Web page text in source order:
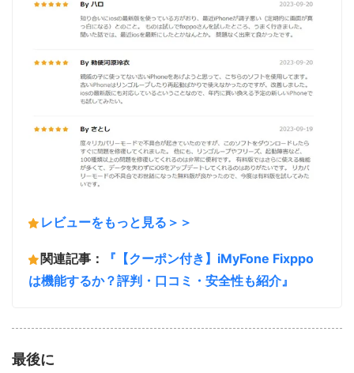
レビューをもっと見る＞＞
関連記事：
『【クーポン付き】iMyFone Fixppo
は機能するか？評判・口コミ・安全性も紹介』
最後に